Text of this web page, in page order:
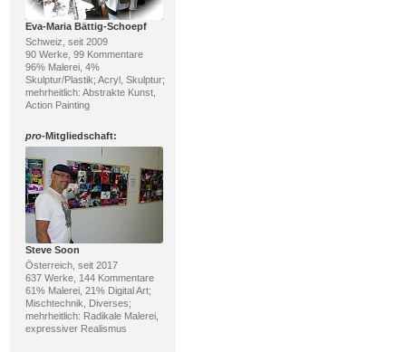
Eva-Maria Bättig-Schoepf
Schweiz, seit 2009
90 Werke, 99 Kommentare
96% Malerei, 4%
Skulptur/Plastik; Acryl, Skulptur;
mehrheitlich: Abstrakte Kunst,
Action Painting
pro-Mitgliedschaft:
Steve Soon
Österreich, seit 2017
637 Werke, 144 Kommentare
61% Malerei, 21% Digital Art;
Mischtechnik, Diverses;
mehrheitlich: Radikale Malerei,
expressiver Realismus